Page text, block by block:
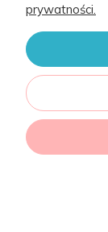
prywatności.